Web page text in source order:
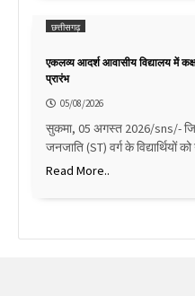
छत्तीसगढ़
एकलव्य आदर्श आवासीय विद्यालय में
प्रारंभ
05/08/2026
सुकमा, 05 अगस्त 2026/sns/-
जनजाति (ST) वर्ग के विद्यार्थियों
Read More..